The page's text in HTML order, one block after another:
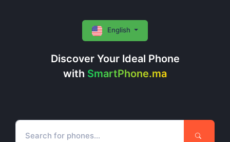
Discover Your Ideal Phone
with SmartPhone.ma
English